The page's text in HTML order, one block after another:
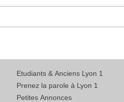
Etudiants & Anciens Lyon 1
Prenez la parole à Lyon 1
Petites Annonces